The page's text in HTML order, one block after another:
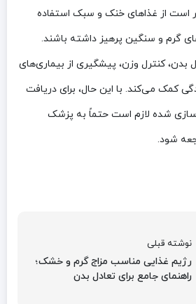
است از غذاهای خنک و سبک استفاده
گرم و سنگین پرهیز داشته باشند.
بدن، کنترل وزن، پیشگیری از بیماری‌های
کمک می‌کند. با این حال، برای دریافت
شده لازم است حتماً به پزشک
شود.
نوشته قبلی
رژیم غذایی مناسب مزاج گرم و خشک؛
راهنمای جامع برای تعادل بدن